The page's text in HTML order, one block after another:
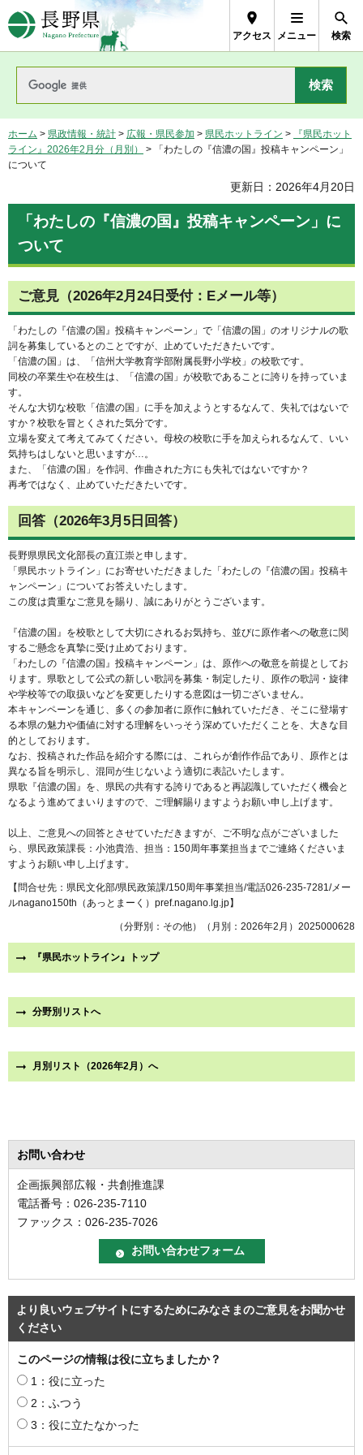
長野県Nagano Prefecture
アクセス メニュー 検索
ホーム > 県政情報・統計 > 広報・県民参加 > 県民ホットライン >
『県民ホット
ライン』2026年2月分（月別）
> 「わたしの『信濃の国』投稿キャンペーン」
について
更新日：2026年4月20日
「わたしの『信濃の国』投稿キャンペーン」に
ついて
ご意見（2026年2月24日受付：Eメール等）
「わたしの『信濃の国』投稿キャンペーン」で「信濃の国」のオリジナルの歌
詞を募集しているとのことですが、止めていただきたいです。
「信濃の国」は、「信州大学教育学部附属長野小学校」の校歌です。
同校の卒業生や在校生は、「信濃の国」が校歌であることに誇りを持っていま
す。
そんな大切な校歌「信濃の国」に手を加えようとするなんて、失礼ではないで
すか？校歌を冒とくされた気分です。
立場を変えて考えてみてください。母校の校歌に手を加えられるなんて、いい
気持ちはしないと思いますが…。
また、「信濃の国」を作詞、作曲された方にも失礼ではないですか？
再考ではなく、止めていただきたいです。
回答（2026年3月5日回答）
長野県県民文化部長の直江崇と申します。
「県民ホットライン」にお寄せいただきました「わたしの『信濃の国』投稿キ
ャンペーン」についてお答えいたします。
この度は貴重なご意見を賜り、誠にありがとうございます。
『信濃の国』を校歌として大切にされるお気持ち、並びに原作者への敬意に関
するご懸念を真摯に受け止めております。
「わたしの『信濃の国』投稿キャンペーン」は、原作への敬意を前提としてお
ります。県歌として公式の新しい歌詞を募集・制定したり、原作の歌詞・旋律
や学校等での取扱いなどを変更したりする意図は一切ございません。
本キャンペーンを通じ、多くの参加者に原作に触れていただき、そこに登場す
る本県の魅力や価値に対する理解をいっそう深めていただくことを、大きな目
的としております。
なお、投稿された作品を紹介する際には、これらが創作作品であり、原作とは
異なる旨を明示し、混同が生じないよう適切に表記いたします。
県歌『信濃の国』を、県民の共有する誇りであると再認識していただく機会と
なるよう進めてまいりますので、ご理解賜りますようお願い申し上げます。
以上、ご意見への回答とさせていただきますが、ご不明な点がございました
ら、県民政策課長：小池貴浩、担当：150周年事業担当までご連絡くださいま
すようお願い申し上げます。
【問合せ先：県民文化部/県民政策課/150周年事業担当/電話026-235-7281/メー
ルnagano150th（あっとまーく）pref.nagano.lg.jp】
（分野別：その他）（月別：2026年2月）2025000628
『県民ホットライン』トップ
分野別リストへ
月別リスト（2026年2月）へ
お問い合わせ
企画振興部広報・共創推進課
電話番号：026-235-7110
ファックス：026-235-7026
より良いウェブサイトにするためにみなさまのご意見をお聞かせ
ください
このページの情報は役に立ちましたか？
1：役に立った
2：ふつう
3：役に立たなかった